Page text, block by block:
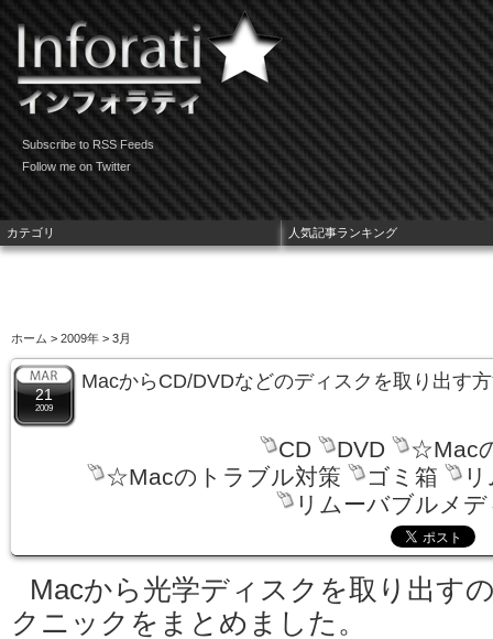
Subscribe to RSS Feeds
Follow me on Twitter
ホーム > 2009年 > 3月
21
2009
MacからCD/DVDなどのディスクを取り出す
CD DVD
☆Mac
☆Macのトラブル対策
ゴミ箱
リムーバブルメ
Macから光学ディスクを取り出す
クニックをまとめました。
カテゴリ 人気記事ランキング